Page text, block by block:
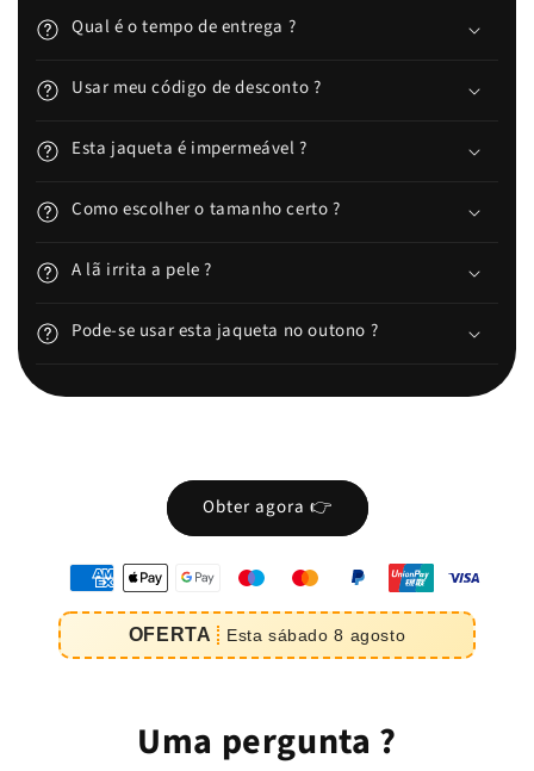
Qual é o tempo de entrega ?
Usar meu código de desconto ?
Esta jaqueta é impermeável ?
Como escolher o tamanho certo ?
A lã irrita a pele ?
Pode-se usar esta jaqueta no outono ?
Obter agora 👉
OFERTA Estasábado 8 agosto
Uma pergunta ?